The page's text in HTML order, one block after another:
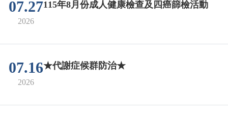
07.27
2026
115年8月份成人健康檢查及四癌篩檢活動
07.16
2026
★代謝症候群防治★